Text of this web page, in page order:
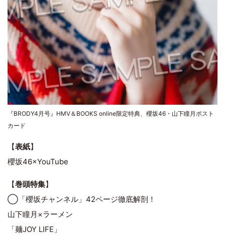
『BRODY4月号』HMV＆BOOKS online限定特典、櫻坂46・山下瞳月ポスト
カード
【表紙】
櫻坂46×YouTube
【巻頭特集】
◯「櫻坂チャンネル」42ページ徹底解剖！
山下瞳月×ラーメン
「麺JOY LIFE」